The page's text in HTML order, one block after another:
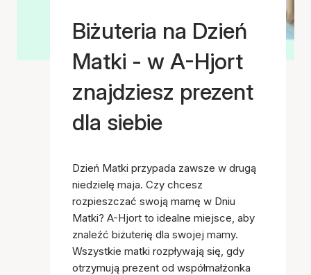
Biżuteria na Dzień
Matki - w A-Hjort
znajdziesz prezent
dla siebie
Dzień Matki przypada zawsze w drugą
niedzielę maja. Czy chcesz
rozpieszczać swoją mamę w Dniu
Matki? A-Hjort to idealne miejsce, aby
znaleźć biżuterię dla swojej mamy.
Wszystkie matki rozpływają się, gdy
otrzymują prezent od współmałżonka